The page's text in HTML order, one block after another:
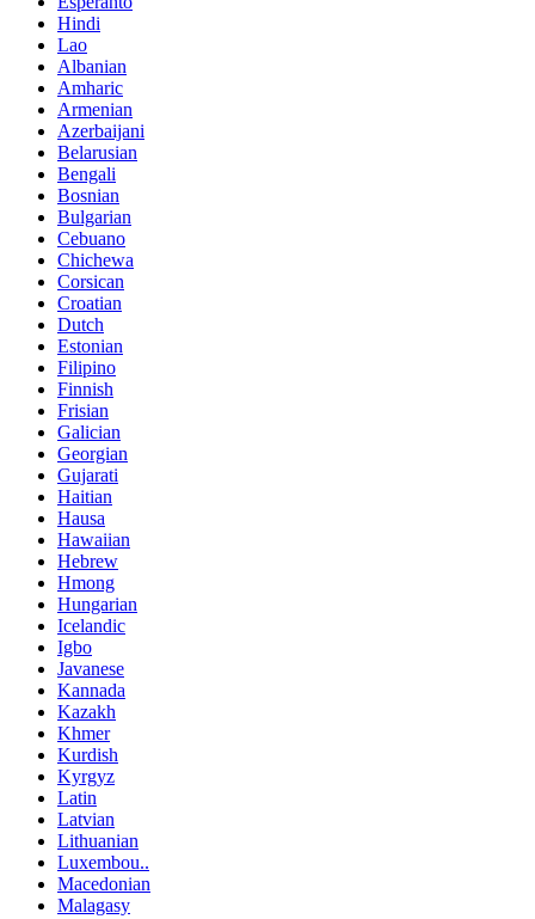
Hindi
Lao
Albanian
Amharic
Armenian
Azerbaijani
Belarusian
Bengali
Bosnian
Bulgarian
Cebuano
Chichewa
Corsican
Croatian
Dutch
Estonian
Filipino
Finnish
Frisian
Galician
Georgian
Gujarati
Haitian
Hausa
Hawaiian
Hebrew
Hmong
Hungarian
Icelandic
Igbo
Javanese
Kannada
Kazakh
Khmer
Kurdish
Kyrgyz
Latin
Latvian
Lithuanian
Luxembou..
Macedonian
Malagasy